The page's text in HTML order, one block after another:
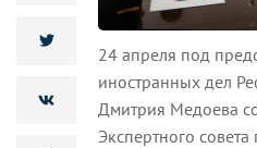
24 апреля под
иностранных дел
Дмитрия Медоева
Экспертного